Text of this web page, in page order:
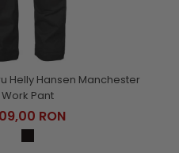
Helly Hansen Manchester
Work Pant
RON